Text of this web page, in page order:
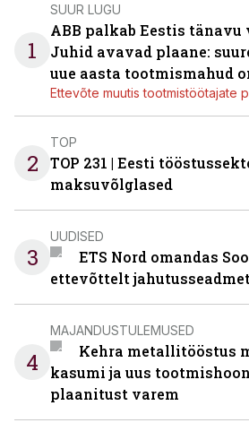
1
SUUR LUGU
ABB palkab Eestis tänavu
Juhid avavad plaane:
uue aasta tootmismahud
Ettevõte muutis tootmistöötajate
2
TOP
TOP 231 | Eesti
maksuvõlglased
3
UUDISED
ETS Nord omandas
ettevõttelt
4
MAJANDUSTULEMUSED
Kehra metallitööstus
kasumi ja uus
plaanitust varem